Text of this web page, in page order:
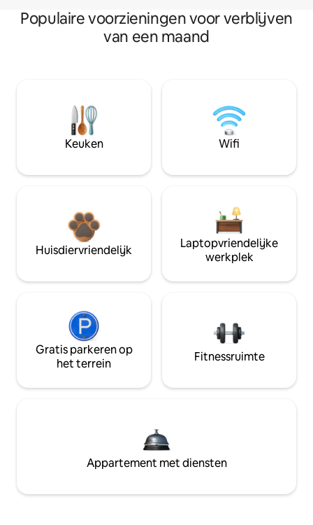
Populaire voorzieningen voor verblijven
van een maand
Keuken Wifi
Huisdiervriendelijk
Laptopvriendelijke
werkplek
Gratis parkeren op
het terrein
Fitnessruimte
Appartement met diensten